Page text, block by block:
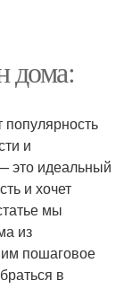
дома:
популярность
и
это идеальный
и хочет
мы
из
пошаговое
в